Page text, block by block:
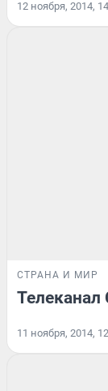
12 ноября, 2014,
СТРАНА И МИР
Телеканал
11 ноября, 2014,